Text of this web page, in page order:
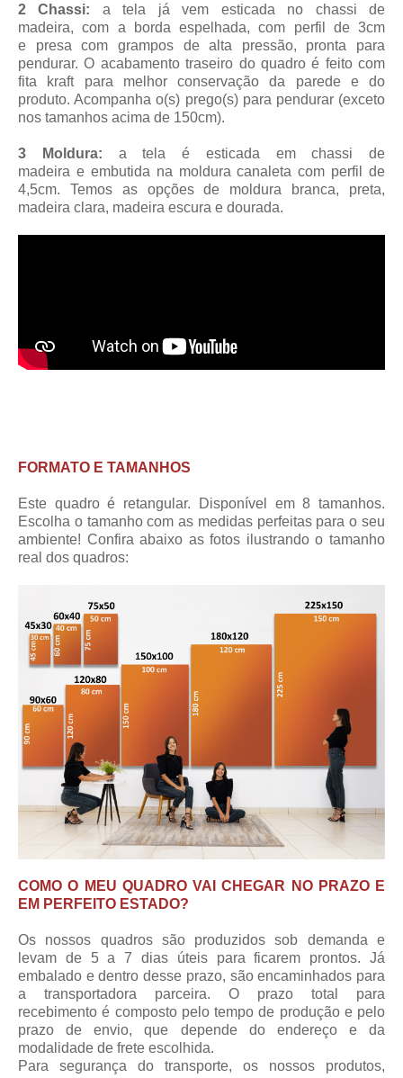
2 Chassi: a tela já vem esticada no chassi de
madeira, com a borda espelhada, com perfil de 3cm
e presa com grampos de alta pressão, pronta para
pendurar. O acabamento traseiro do quadro é feito com
fita kraft para melhor conservação da parede e do
produto. Acompanha o(s) prego(s) para pendurar (exceto
nos tamanhos acima de 150cm).
3 Moldura:
a tela é esticada em chassi de
madeira e embutida na moldura canaletacom perfil de
4,5cm. Temos as opções de moldura branca, preta,
madeira clara, madeira escura e dourada.
FORMATO E TAMANHOS
Este quadro é retangular. Disponível em 8 tamanhos.
Escolha o tamanho com as medidas perfeitas para o seu
ambiente! Confira abaixo as fotos ilustrando o tamanho
real dos quadros:
COMO O MEU QUADRO VAI CHEGAR NO PRAZO E
EM PERFEITO ESTADO?
Os nossos quadros são produzidos sob demanda e
levam de 5 a 7 dias úteis para ficarem prontos. Já
embalado e dentro desse prazo, são encaminhados para
a transportadora parceira. O prazo total para
recebimento é composto pelo tempo de produção e pelo
prazo de envio, que depende do endereço e da
modalidade de frete escolhida.
Para segurança do transporte, os nossos produtos,